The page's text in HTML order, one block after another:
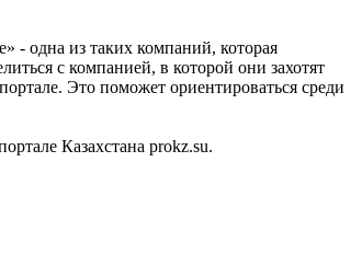
- одна из таких компаний, которая
с компанией, в которой они захотят
Это поможет ориентироваться среди
Казахстана prokz.su.